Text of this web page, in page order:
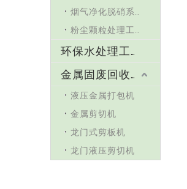
环保水处理工程
金属固废回收机械设备
液压金属打包机
金属剪切机
龙门式剪板机
龙门液压剪切机